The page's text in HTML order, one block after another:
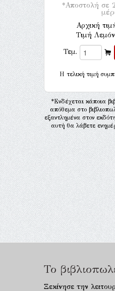
*Αποστολή σε
Αρχική
Τιμή
Τεμ.
H τελική τιμή
*Ενδέχεται κάποια
απόθεμα στο
εξαντλημένα στον
αυτή θα λάβετε
Το
Ξεκίνησε την